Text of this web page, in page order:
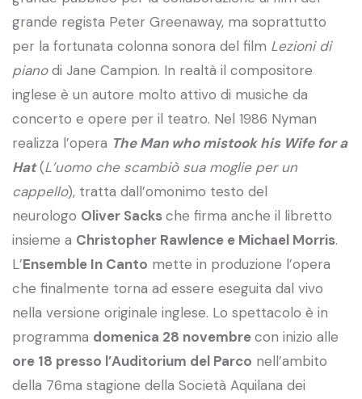
grande regista Peter Greenaway, ma soprattutto
per la fortunata colonna sonora del film Lezioni di
pianodi Jane Campion. In realtà il compositore
inglese è un autore molto attivo di musiche da
concerto e opere per il teatro. Nel 1986 Nyman
realizza l’opera The Man who mistook his Wife for a
Hat(L’uomo che scambiò sua moglie per un
cappello), tratta dall’omonimo testo del
neurologo Oliver Sacksche firma anche il libretto
insieme a Christopher Rawlence e Michael Morris.
L’Ensemble In Canto mette in produzione l’opera
che finalmente torna ad essere eseguita dal vivo
nella versione originale inglese. Lo spettacolo è in
programma domenica 28 novembrecon inizio alle
ore 18 presso l’Auditorium del Parco nell’ambito
della 76ma stagione della Società Aquilana dei